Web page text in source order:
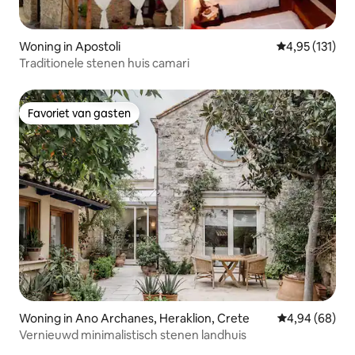
Woning in Apostoli Gemiddelde
4,95 (131)
Traditionele stenen huis camari
Favoriet van gasten
Favoriet van gasten
Woning in Ano Archanes, Heraklion, Crete Gemiddelde
4,94 (68)
Vernieuwd minimalistisch stenen landhuis